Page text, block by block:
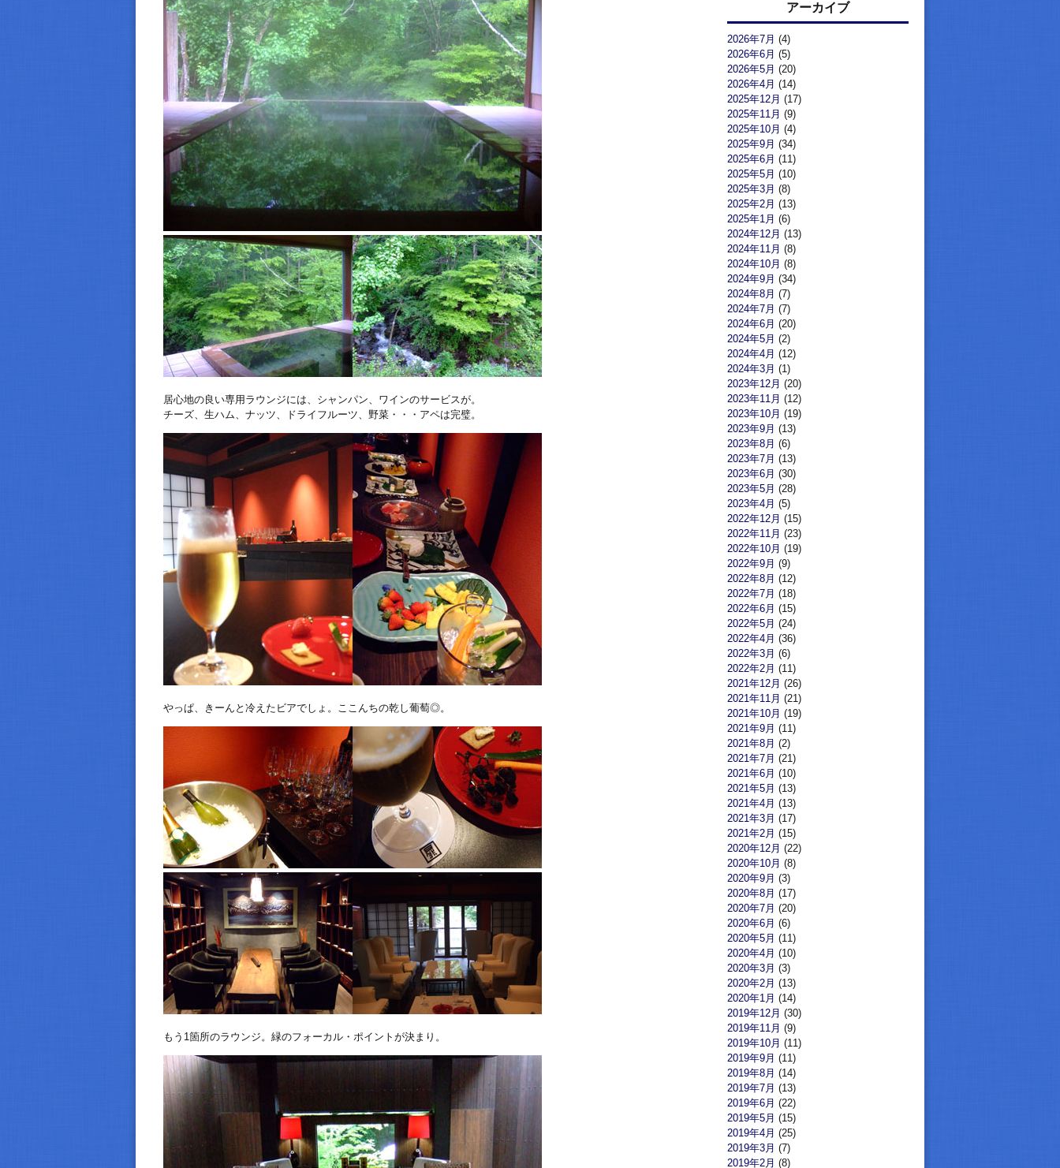
居心地の良い専用ラウンジには、シャンパン、ワインのサービスが。
チーズ、生ハム、ナッツ、ドライフルーツ、野菜・・・アペは完璧。
やっぱ、きーんと冷えたビアでしょ。ここんちの乾し葡萄◎。
もう1箇所のラウンジ。緑のフォーカル・ポイントが決まり。
アーカイブ
2026年7月 (4)
2026年6月 (5)
2026年5月 (20)
2026年4月 (14)
2025年12月 (17)
2025年11月 (9)
2025年10月 (4)
2025年9月 (34)
2025年6月 (11)
2025年5月 (10)
2025年3月 (8)
2025年2月 (13)
2025年1月 (6)
2024年12月 (13)
2024年11月 (8)
2024年10月 (8)
2024年9月 (34)
2024年8月 (7)
2024年7月 (7)
2024年6月 (20)
2024年5月 (2)
2024年4月 (12)
2024年3月 (1)
2023年12月 (20)
2023年11月 (12)
2023年10月 (19)
2023年9月 (13)
2023年8月 (6)
2023年7月 (13)
2023年6月 (30)
2023年5月 (28)
2023年4月 (5)
2022年12月 (15)
2022年11月 (23)
2022年10月 (19)
2022年9月 (9)
2022年8月 (12)
2022年7月 (18)
2022年6月 (15)
2022年5月 (24)
2022年4月 (36)
2022年3月 (6)
2022年2月 (11)
2021年12月 (26)
2021年11月 (21)
2021年10月 (19)
2021年9月 (11)
2021年8月 (2)
2021年7月 (21)
2021年6月 (10)
2021年5月 (13)
2021年4月 (13)
2021年3月 (17)
2021年2月 (15)
2020年12月 (22)
2020年10月 (8)
2020年9月 (3)
2020年8月 (17)
2020年7月 (20)
2020年6月 (6)
2020年5月 (11)
2020年4月 (10)
2020年3月 (3)
2020年2月 (13)
2020年1月 (14)
2019年12月 (30)
2019年11月 (9)
2019年10月 (11)
2019年9月 (11)
2019年8月 (14)
2019年7月 (13)
2019年6月 (22)
2019年5月 (15)
2019年4月 (25)
2019年3月 (7)
2019年2月 (8)